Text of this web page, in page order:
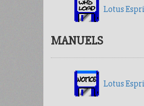
Lotus
MANUELS
Lotus